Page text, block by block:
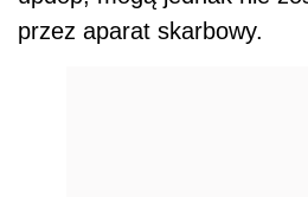
przez aparat skarbowy.